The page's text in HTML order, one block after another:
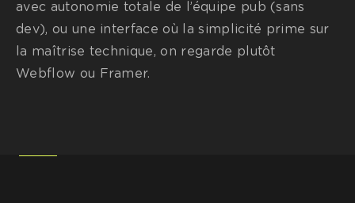
avec autonomie totale de l’équipe pub (sans
dev), ou une interface où la simplicité prime sur
la maîtrise technique, on regarde plutôt
Webflow ou Framer.